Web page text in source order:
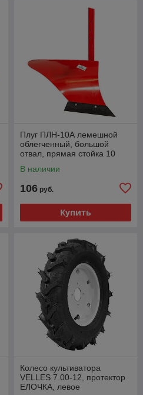
Плуг ПЛН-10А лемешной
облегченный, большой
отвал, прямая стойка 10
В наличии
106 руб.
Купить
Колесо культиватора
VELLES 7.00-12, протектор
ЕЛОЧКА, левое